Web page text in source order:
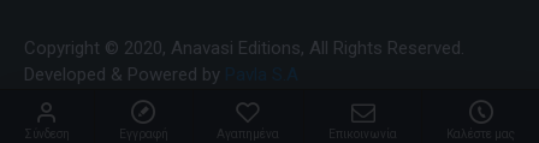
Copyright © 2020, Anavasi Editions, All Rights Reserved.
Developed & Powered by
Σύνδεση Εγγραφή Αγαπημένα Επικοινωνία Καλέστε μας